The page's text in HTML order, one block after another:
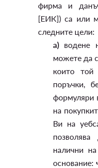
фирма и
[ЕИК]) са или
следните цели:
а) водене
можете да
които той
поръчки,
формуляри
на
Ви на
налични
основание: